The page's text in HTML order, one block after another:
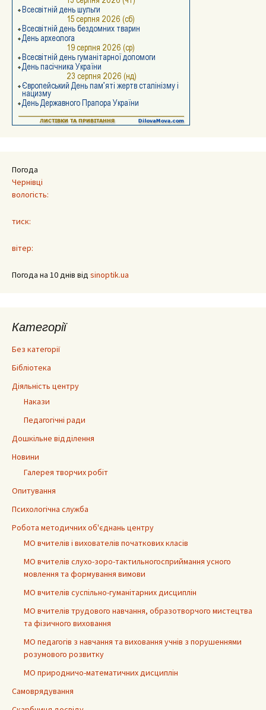
Погода
Чернівці
вологість:
тиск:
вітер:
Погода на 10 днів від sinoptik.ua
Категорії
Без категорії
Бібліотека
Діяльність центру
Накази
Педагогічні ради
Дошкільне відділення
Новини
Галерея творчих робіт
Опитування
Психологічна служба
Робота методичних об'єднань центру
МО вчителів і вихователів початкових класів
МО вчителів слухо-зоро-тактильногосприймання усного
мовлення та формування вимови
МО вчителів суспільно-гуманітарних дисциплін
МО вчителів трудового навчання, образотворчого мистецтва
та фізичного виховання
МО педагогів з навчання та виховання учнів з порушеннями
розумового розвитку
МО природничо-математичних дисциплін
Самоврядування